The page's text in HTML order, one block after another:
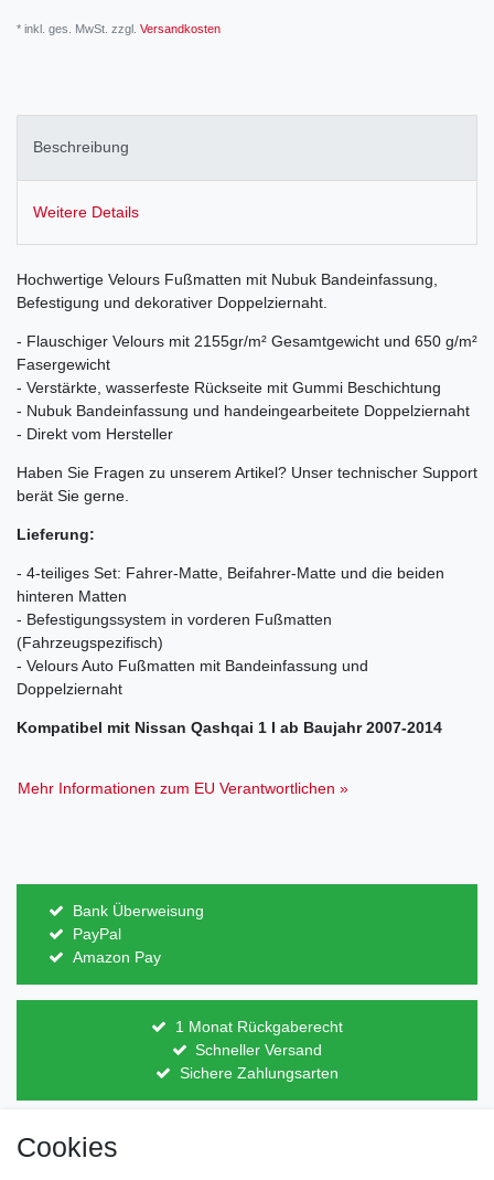
* inkl. ges. MwSt. zzgl. Versandkosten
Beschreibung
Weitere Details
Hochwertige Velours Fußmatten mit Nubuk Bandeinfassung,
Befestigung und dekorativer Doppelziernaht.
- Flauschiger Velours mit 2155gr/m² Gesamtgewicht und 650 g/m²
Fasergewicht
- Verstärkte, wasserfeste Rückseite mit Gummi Beschichtung
- Nubuk Bandeinfassung und handeingearbeitete Doppelziernaht
- Direkt vom Hersteller
Haben Sie Fragen zu unserem Artikel? Unser technischer Support
berät Sie gerne.
Lieferung:
- 4-teiliges Set: Fahrer-Matte, Beifahrer-Matte und die beiden
hinteren Matten
- Befestigungssystem in vorderen Fußmatten
(Fahrzeugspezifisch)
- Velours Auto Fußmatten mit Bandeinfassung und
Doppelziernaht
Kompatibel mit Nissan Qashqai 1 I ab Baujahr 2007-2014
Mehr Informationen zum EU Verantwortlichen »
Bank Überweisung
PayPal
Amazon Pay
1 Monat Rückgaberecht
Schneller Versand
Sichere Zahlungsarten
Direkt vom Hersteller
Cookies